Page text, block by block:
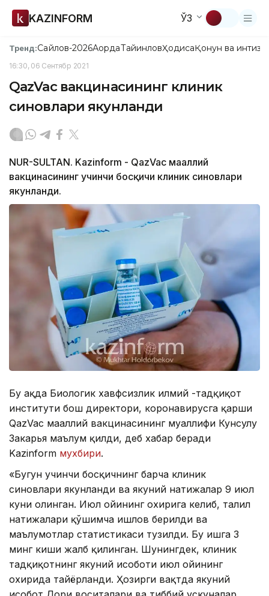
KAZINFORM ЎЗ
Тренд:Сайлов-2026АқордаТайинловҲодисаҚонун ва
16:30, 06 Сентябр 2021
QazVac вакцинасининг клиник
синовлари якунланди
NUR-SULTAN. Kazinform - QazVac маҳаллий
вакцинасининг учинчи босқичи клиник синовлари
якунланди.
Бу ҳақда Биологик хавфсизлик илмий -тадқиқот
институти бош директори, коронавирусга қарши
QazVac маҳаллий вакцинасининг муаллифи Кунсулу
Закарья маълум қилди, деб хабар беради
Kazinform мухбири.
«Бугун учинчи босқичнинг барча клиник
синовлари якунланди ва якуний натижалар 9 июл
куни олинган. Июл ойининг охирига келиб, таҳлил
натижалари қўшимча ишлов берилди ва
маълумотлар статистикаси тузилди. Бу ишга 3
минг киши жалб қилинган. Шунингдек, клиник
тадқиқотнинг якуний ҳисоботи июл ойининг
охирида тайёрланди. Ҳозирги вақтда якуний